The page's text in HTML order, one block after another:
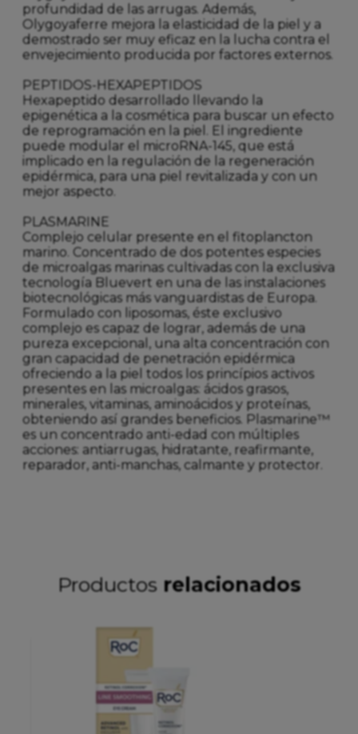
profundidad de las arrugas. Además,
Olygoyaferre mejora la elasticidad de la piel y a
demostrado ser muy eficaz en la lucha contra el
envejecimiento producida por factores externos.
PEPTIDOS-HEXAPEPTIDOS
Hexapeptido desarrollado llevando la
epigenética a la cosmética para buscar un efecto
de reprogramación en la piel. El ingrediente
puede modular el microRNA-145, que está
implicado en la regulación de la regeneración
epidérmica, para una piel revitalizada y con un
mejor aspecto.
PLASMARINE
Complejo celular presente en el fitoplancton
marino. Concentrado de dos potentes especies
de microalgas marinas cultivadas con la exclusiva
tecnología Bluevert en una de las instalaciones
biotecnológicas más vanguardistas de Europa.
Formulado con liposomas, éste exclusivo
complejo es capaz de lograr, además de una
pureza excepcional, una alta concentración con
gran capacidad de penetración epidérmica
ofreciendo a la piel todos los princípios activos
presentes en las microalgas: ácidos grasos,
minerales, vitaminas, aminoácidos y proteínas,
obteniendo así grandes beneficios. Plasmarine™
es un concentrado anti-edad con múltiples
acciones: antiarrugas, hidratante, reafirmante,
reparador, anti-manchas, calmante y protector.
Productos relacionados